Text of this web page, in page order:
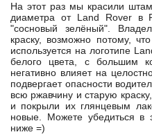
На этот раз мы красили
диаметра от Land Rover в
"сосновый зелёный".
краску, возможно потому,
используется на логотипе
белого цвета, с большим
негативно влияет на
подвергает опасности
всю ржавчину и старую
и покрыли их глянцевым
новые. Можете убедиться в
ниже =)